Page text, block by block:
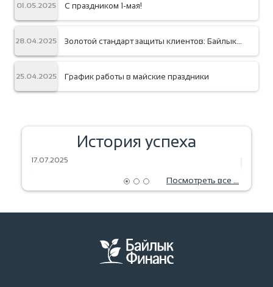
01.05.2025 С праздником 1-мая!
28.04.2025
Золотой стандарт защиты клиентов: Байлык
25.04.2025 График работы в майские праздники
История успеха
ЗЕРНА МЕЧТЫ — УРОЖАЙ БУДУЩЕГО
17.07.2025
Посмотреть все ...